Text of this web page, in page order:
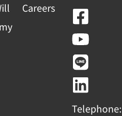
Careers
F
a
c
e
b
o
Y
o
u
t
u
b
L
i
n
e
L
i
n
k
e
d
Telephone: